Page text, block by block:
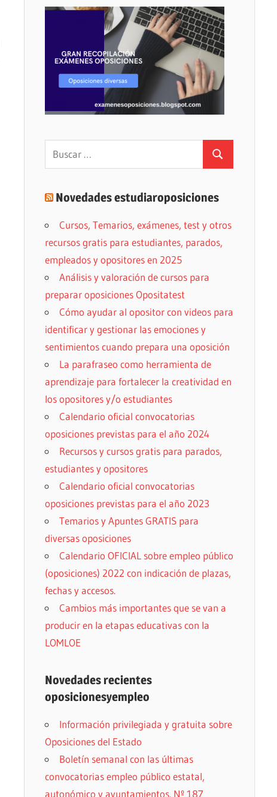
Buscar:
Buscar
Novedades estudiaroposiciones
Cursos, Temarios, exámenes, test y otros
recursos gratis para estudiantes, parados,
empleados y opositores en 2025
Análisis y valoración de cursos para
preparar oposiciones Opositatest
Cómo ayudar al opositor con videos para
identificar y gestionar las emociones y
sentimientos cuando prepara una oposición
La parafraseo como herramienta de
aprendizaje para fortalecer la creatividad en
los opositores y/o estudiantes
Calendario oficial convocatorias
oposiciones previstas para el año 2024
Recursos y cursos gratis para parados,
estudiantes y opositores
Calendario oficial convocatorias
oposiciones previstas para el año 2023
Temarios y Apuntes GRATIS para
diversas oposiciones
Calendario OFICIAL sobre empleo público
(oposiciones) 2022 con indicación de plazas,
fechas y accesos.
Cambios más importantes que se van a
producir en la etapas educativas con la
LOMLOE
Novedades recientes
oposicionesyempleo
Información privilegiada y gratuita sobre
Oposiciones del Estado
Boletín semanal con las últimas
convocatorias empleo público estatal,
autonómico y ayuntamientos. Nº 187